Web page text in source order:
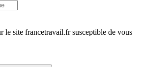
le site francetravail.fr susceptible de vous